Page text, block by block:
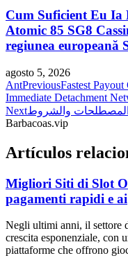
Cum Suficient Eu Ia
Atomic 85 SG8
regiunea europeană
agosto 5, 2026
AntPreviousFastest Payout
Immediate Detachment
Nextالمصطلحات والشروط
Barbacoas.vip
Artículos
Migliori Siti di Slot
pagamenti rapidi e ai
Negli ultimi anni, il settore
crescita esponenziale, con
piattaforme che offrono